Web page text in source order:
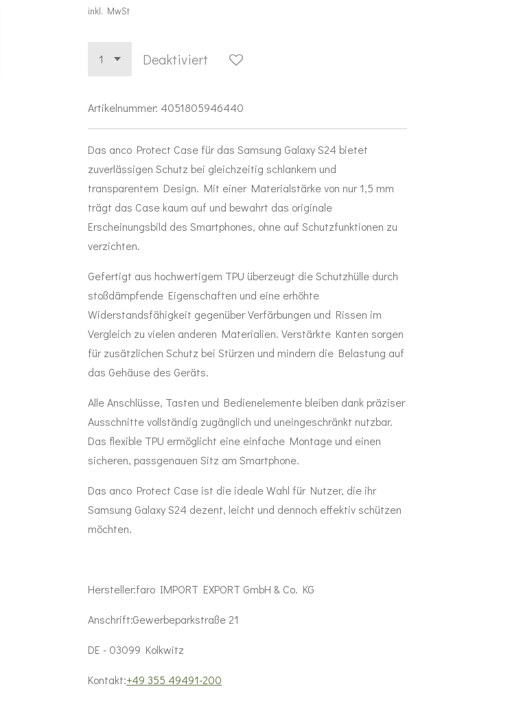
inkl. MwSt
Deaktiviert
Artikelnummer: 4051805946440
Das anco Protect Case für das Samsung Galaxy S24 bietet
zuverlässigen Schutz bei gleichzeitig schlankem und
transparentem Design. Mit einer Materialstärke von nur 1,5 mm
trägt das Case kaum auf und bewahrt das originale
Erscheinungsbild des Smartphones, ohne auf Schutzfunktionen zu
verzichten.
Gefertigt aus hochwertigem TPU überzeugt die Schutzhülle durch
stoßdämpfende Eigenschaften und eine erhöhte
Widerstandsfähigkeit gegenüber Verfärbungen und Rissen im
Vergleich zu vielen anderen Materialien. Verstärkte Kanten sorgen
für zusätzlichen Schutz bei Stürzen und mindern die Belastung auf
das Gehäuse des Geräts.
Alle Anschlüsse, Tasten und Bedienelemente bleiben dank präziser
Ausschnitte vollständig zugänglich und uneingeschränkt nutzbar.
Das flexible TPU ermöglicht eine einfache Montage und einen
sicheren, passgenauen Sitz am Smartphone.
Das anco Protect Case ist die ideale Wahl für Nutzer, die ihr
Samsung Galaxy S24 dezent, leicht und dennoch effektiv schützen
möchten.
Hersteller:faro IMPORT EXPORT GmbH & Co. KG
Anschrift:Gewerbeparkstraße 21
DE - 03099 Kolkwitz
Kontakt:+49 355 49491-200